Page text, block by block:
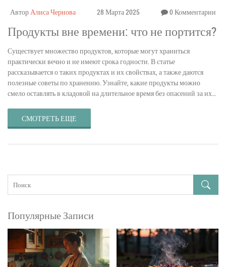
АвторАлиса Чернова 28 Марта 2025 0 Комментарии
Продукты вне времени: что не портится?
Существует множество продуктов, которые могут храниться
практически вечно и не имеют срока годности. В статье
рассказывается о таких продуктах и их свойствах, а также даются
полезные советы по хранению. Узнайте, какие продукты можно
смело оставлять в кладовой на длительное время без опасений за их
беспокоиться о безопасности пищи.
СМОТРЕТЬ ЕЩЕ
Популярные Записи